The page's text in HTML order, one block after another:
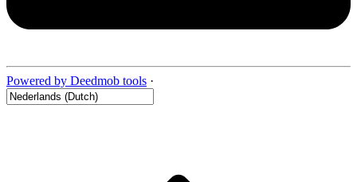
Powered by Deedmob tools ·